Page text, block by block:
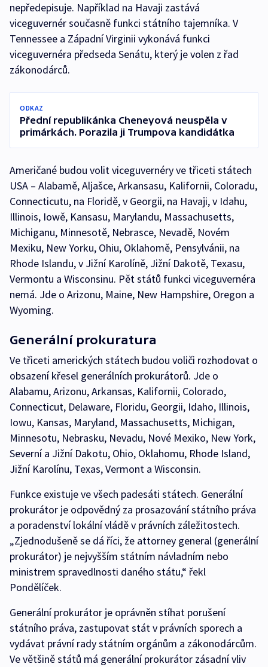
nepředepisuje. Například na Havaji zastává
viceguvernér současně funkci státního tajemníka. V
Tennessee a Západní Virginii vykonává funkci
viceguvernéra předseda Senátu, který je volen z řad
zákonodárců.
ODKAZ
Přední republikánka Cheneyová neuspěla v
primárkách. Porazila ji Trumpova kandidátka
Američané budou volit viceguvernéry ve třiceti státech
USA – Alabamě, Aljašce, Arkansasu, Kalifornii, Coloradu,
Connecticutu, na Floridě, v Georgii, na Havaji, v Idahu,
Illinois, Iowě, Kansasu, Marylandu, Massachusetts,
Michiganu, Minnesotě, Nebrasce, Nevadě, Novém
Mexiku, New Yorku, Ohiu, Oklahomě, Pensylvánii, na
Rhode Islandu, v Jižní Karolíně, Jižní Dakotě, Texasu,
Vermontu a Wisconsinu. Pět států funkci viceguvernéra
nemá. Jde o Arizonu, Maine, New Hampshire, Oregon a
Wyoming.
Generální prokuratura
Ve třiceti amerických státech budou voliči rozhodovat o
obsazení křesel generálních prokurátorů. Jde o
Alabamu, Arizonu, Arkansas, Kalifornii, Colorado,
Connecticut, Delaware, Floridu, Georgii, Idaho, Illinois,
Iowu, Kansas, Maryland, Massachusetts, Michigan,
Minnesotu, Nebrasku, Nevadu, Nové Mexiko, New York,
Severní a Jižní Dakotu, Ohio, Oklahomu, Rhode Island,
Jižní Karolínu, Texas, Vermont a Wisconsin.
Funkce existuje ve všech padesáti státech. Generální
prokurátor je odpovědný za prosazování státního práva
a poradenství lokální vládě v právních záležitostech.
„Zjednodušeně se dá říci, že attorney general (generální
prokurátor) je nejvyšším státním návladním nebo
ministrem spravedlnosti daného státu,“ řekl
Pondělíček.
Generální prokurátor je oprávněn stíhat porušení
státního práva, zastupovat stát v právních sporech a
vydávat právní rady státním orgánům a zákonodárcům.
Ve většině států má generální prokurátor zásadní vliv